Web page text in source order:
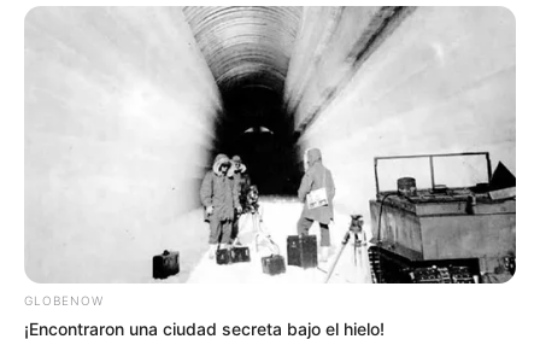
A continuación, le explicamos las principales razones por
gato pide comida cuando ya tiene, cuántas
veces debe alimentarse al día, cómo debe ser su dieta
y por qué es recomendable separar el agua del
¿Por qué un gato maúlla y pide más
comida si ya tiene?
gato pide comida a pesar de tener alimento
en el comedero, pueden estar ocurriendo diversas
situaciones.
GLOBENOW
¡Encontraron una ciudad secreta bajo el hielo!